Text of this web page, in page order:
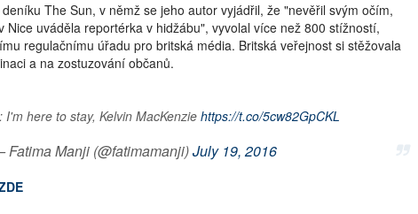
The Sun, v němž se jeho autor vyjádřil, že "nevěřil svým očím,
Nice uváděla reportérka v hidžábu", vyvolal více než 800 stížností,
regulačnímu úřadu pro britská média. Britská veřejnost si stěžovala
a na zostuzování občanů.
I'm here to stay, Kelvin MacKenzie https://t.co/5cw82GpCKL
Manji (@fatimamanji)July 19, 2016